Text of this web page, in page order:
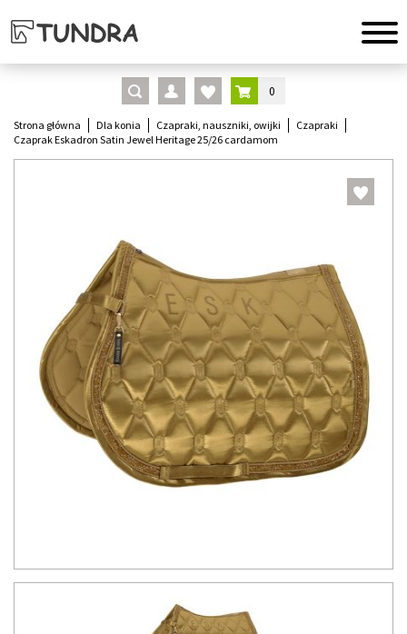
0
Strona główna Dla konia Czapraki, nauszniki, owijki
Czapraki
Czaprak Eskadron Satin Jewel Heritage 25/26 cardamom